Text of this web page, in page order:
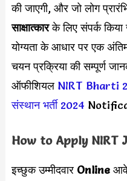
की जाएगी, और जो लोग
साक्षात्कारके लिए संपर्क
योग्यता के आधार पर एक
चयन प्रक्रिया की सम्पूर्ण
ऑफीशियल NIRT Bharti
संस्थान भर्ती 2024
How to Apply NIRT
इच्छुक उम्मीदवार Online